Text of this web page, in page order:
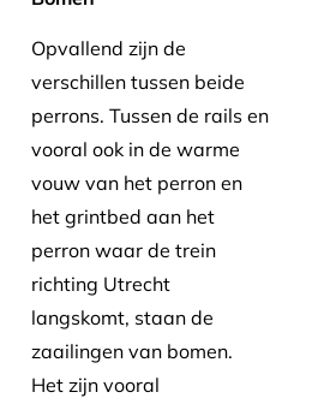
Opvallend zijn de
verschillen tussen beide
perrons. Tussen de rails en
vooral ook in de warme
vouw van het perron en
het grintbed aan het
perron waar de trein
richting Utrecht
langskomt, staan de
zaailingen van bomen.
Het zijn vooral